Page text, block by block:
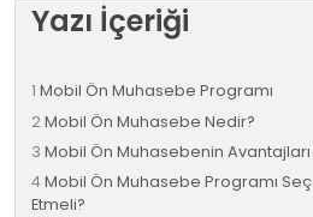
Yazı İçeriği
Mobil Ön Muhasebe Programı
Mobil Ön Muhasebe Nedir?
Mobil Ön Muhasebenin
Mobil Ön Muhasebe Programı
Etmeli?